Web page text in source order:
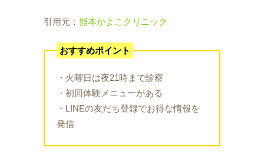
引用元： 熊本かよこクリニック
おすすめポイント
・火曜日は夜21時まで診察
・初回体験メニューがある
・LINEの友だち登録でお得な情報を
発信